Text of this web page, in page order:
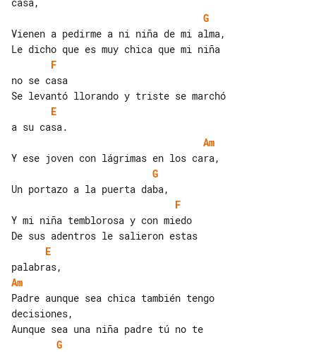
G
Vienen a pedirme a ni niña de mi alma,
F
E
Am
G
F
Y mi niña temblorosa y con miedo
E
Am
Padre aunque sea chica también tengo
decisiones,
G